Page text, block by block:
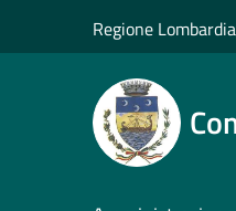
Regione Lombardia